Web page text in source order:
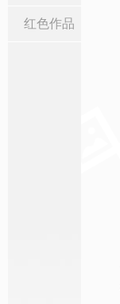
红色作品